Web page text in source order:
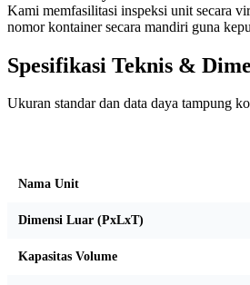
Kami memfasilitasi inspeksi unit secara
nomor kontainer secara mandiri guna
Spesifikasi Teknis &
Ukuran standar dan data daya tampung
Nama Unit
Dimensi Luar (PxLxT)
Kapasitas Volume